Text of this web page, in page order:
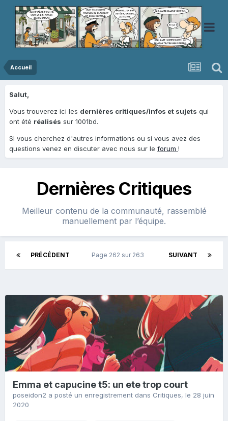
Accueil
Salut,
Vous trouverez ici les dernières critiques/infos et sujets qui
ont été réalisés sur 1001bd.
SI vous cherchez d'autres informations ou si vous avez des
questions venez en discuter avec nous sur le forum !
Dernières Critiques
Meilleur contenu de la communauté, rassemblé
manuellement par l’équipe.
PRÉCÉDENT SUIVANT
Page 262 sur 263
Emma et capucine t5: un ete trop court
poseidon2 a posté un enregistrement dans Critiques, le 28 juin
2020